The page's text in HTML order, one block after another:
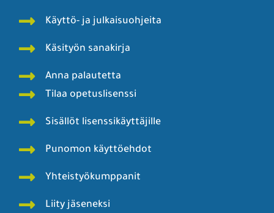
Käyttö- ja julkaisuohjeita
Käsityön sanakirja
Anna palautetta
Tilaa opetuslisenssi
Sisällöt lisenssikäyttäjille
Punomon käyttöehdot
Yhteistyökumppanit
Liity jäseneksi